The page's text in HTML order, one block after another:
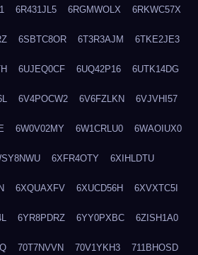
6R431JL5 6RGMWOLX 6RKWC57X
6SBTC8OR 6T3R3AJM 6TKE2JE3
6UJEQ0CF 6UQ42P16 6UTK14DG
6V4POCW2 6V6FZLKN 6VJVHI57
6W0V02MY 6W1CRLU0 6WAOIUX0
6XFR4OTY 6XIHLDTU
6XQUAXFV 6XUCD56H 6XVXTC5I
6YR8PDRZ 6YY0PXBC 6ZISH1A0
70T7NVVN 70V1YKH3 711BHOSD